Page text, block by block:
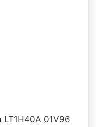
LT1H40A 01V96